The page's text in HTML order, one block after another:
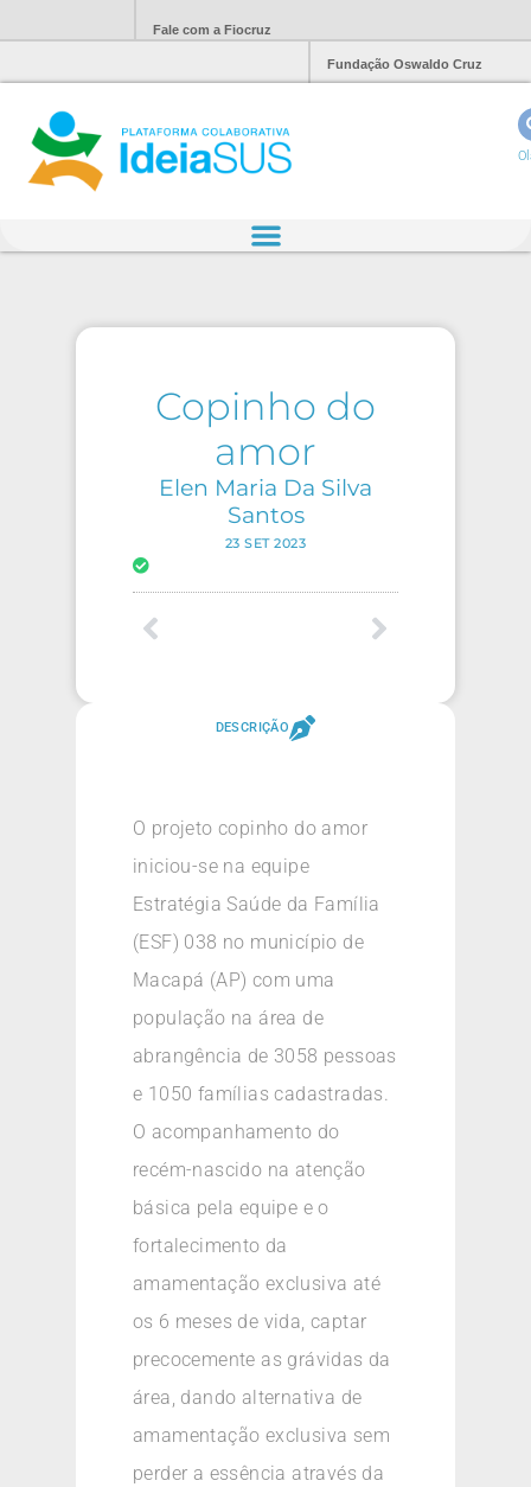
Fale com a Fiocruz
Fundação Oswaldo Cruz
Copinho do
amor
Elen Maria Da Silva
Santos
23 SET 2023
DESCRIÇÃO
O projeto copinho do amor
iniciou-se na equipe
Estratégia Saúde da Família
(ESF) 038 no município de
Macapá (AP) com uma
população na área de
abrangência de 3058 pessoas
e 1050 famílias cadastradas.
O acompanhamento do
recém-nascido na atenção
básica pela equipe e o
fortalecimento da
amamentação exclusiva até
os 6 meses de vida, captar
precocemente as grávidas da
área, dando alternativa de
amamentação exclusiva sem
perder a essência através da